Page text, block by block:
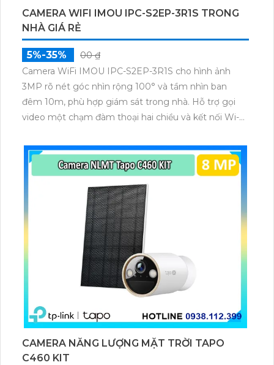
CAMERA WIFI IMOU IPC-S2EP-3R1S TRONG
NHÀ GIÁ RẺ
5%-35%
00 ₫
Camera WiFi IMOU IPC-S2EP-3R1S cho hình ảnh
3MP rõ nét góc nhìn rộng 100° và tầm nhìn ban
đêm 10m, phù hợp giám sát trong nhà. Hỗ trợ gọi
video một chạm đàm thoại hai chiều và kết nối Wi-Fi
microSD tối đa 256GB hoặc lưu đám mây dễ lắp đặt
cho gia đình và văn phòng nhỏ.
CAMERA NĂNG LƯỢNG MẶT TRỜI TAPO
C460 KIT